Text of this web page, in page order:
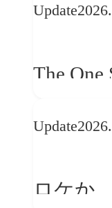
ークフ
Update
The One
との接
Update
ロケか